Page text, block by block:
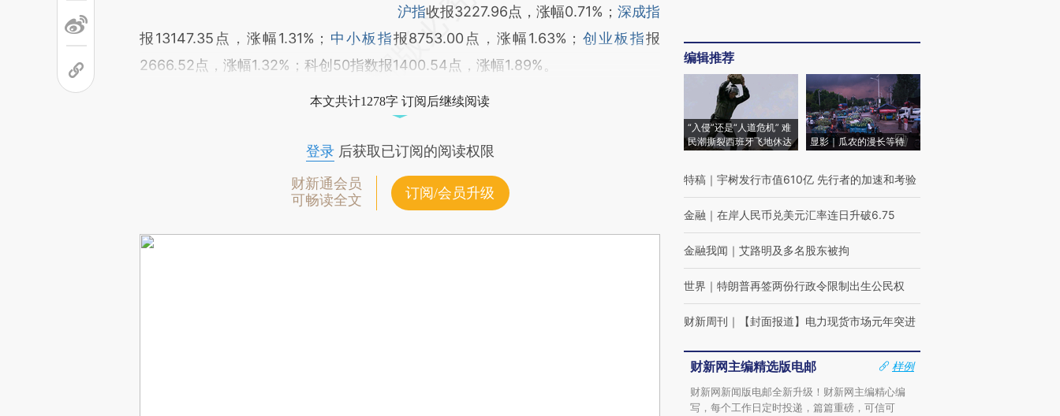
沪指收报3227.96点，涨幅0.71%； 深成指
报13147.35点，涨幅1.31%； 中小板指报8753.00点，涨幅1.63%； 创业板指报
2666.52点，涨幅1.32%；科创50指数报1400.54点，涨幅1.89%。
本文共计1278字 订阅后继续阅读
登录后获取已订阅的阅读权限
财新通会员
可畅读全文
订阅/会员升级
编辑推荐
“入侵”还是“人道危机” 难
民潮撕裂西班牙飞地休达
显影｜瓜农的漫长等待
特稿 ｜ 宇树发行市值610亿 先行者的加速和考验
金融 ｜ 在岸人民币兑美元汇率连日升破6.75
金融我闻 ｜ 艾路明及多名股东被拘
世界 ｜ 特朗普再签两份行政令限制出生公民权
财新周刊 ｜ 【封面报道】电力现货市场元年突进
财新网主编精选版电邮
样例
财新网新闻版电邮全新升级！财新网主编精心编
写，每个工作日定时投递，篇篇重磅，可信可